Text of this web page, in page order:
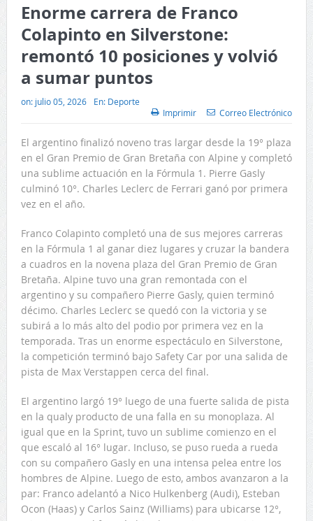
Enorme carrera de Franco
Colapinto en Silverstone:
remontó 10 posiciones y volvió
a sumar puntos
on: julio 05, 2026 En: Deporte
Imprimir
Correo Electrónico
El argentino finalizó noveno tras largar desde la 19° plaza
en el Gran Premio de Gran Bretaña con Alpine y completó
una sublime actuación en la Fórmula 1. Pierre Gasly
culminó 10°. Charles Leclerc de Ferrari ganó por primera
vez en el año.
Franco Colapinto completó una de sus mejores carreras
en la Fórmula 1 al ganar diez lugares y cruzar la bandera
a cuadros en la novena plaza del Gran Premio de Gran
Bretaña. Alpine tuvo una gran remontada con el
argentino y su compañero Pierre Gasly, quien terminó
décimo. Charles Leclerc se quedó con la victoria y se
subirá a lo más alto del podio por primera vez en la
temporada. Tras un enorme espectáculo en Silverstone,
la competición terminó bajo Safety Car por una salida de
pista de Max Verstappen cerca del final.
El argentino largó 19° luego de una fuerte salida de pista
en la qualy producto de una falla en su monoplaza. Al
igual que en la Sprint, tuvo un sublime comienzo en el
que escaló al 16° lugar. Incluso, se puso rueda a rueda
con su compañero Gasly en una intensa pelea entre los
hombres de Alpine. Luego de esto, ambos avanzaron a la
par: Franco adelantó a Nico Hulkenberg (Audi), Esteban
Ocon (Haas) y Carlos Sainz (Williams) para ubicarse 12°,